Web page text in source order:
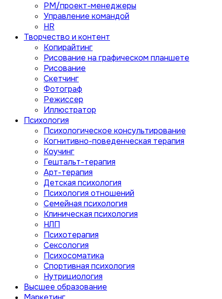
PM/проект-менеджеры
Управление командой
HR
Творчество и контент
Копирайтинг
Рисование на графическом планшете
Рисование
Скетчинг
Фотограф
Режиссер
Иллюстратор
Психология
Психологическое консультирование
Когнитивно-поведенческая терапия
Коучинг
Гештальт-терапия
Арт-терапия
Детская психология
Психология отношений
Семейная психология
Клиническая психология
НЛП
Психотерапия
Сексология
Психосоматика
Спортивная психология
Нутрициология
Высшее образование